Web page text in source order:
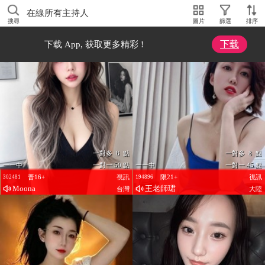
搜尋
在線所有主持人
圖片 篩選 排序
下载 App, 获取更多精彩 ! 下载
一一中
一對多 8 點
一對一 50 點
普16+
視訊
302481
Moona 台灣
一一中
一對多 8 點
一對一 45 點
限21+
視訊
194896
王老師珺 大陸